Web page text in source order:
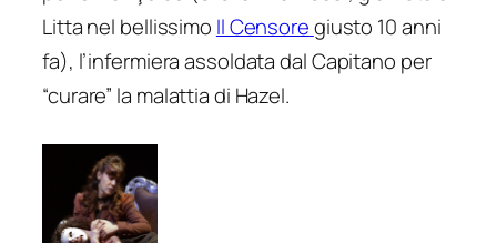
Litta nel bellissimo Il Censoregiusto 10 anni
fa), l’infermiera assoldata dal Capitano per
“curare” la malattia di Hazel.